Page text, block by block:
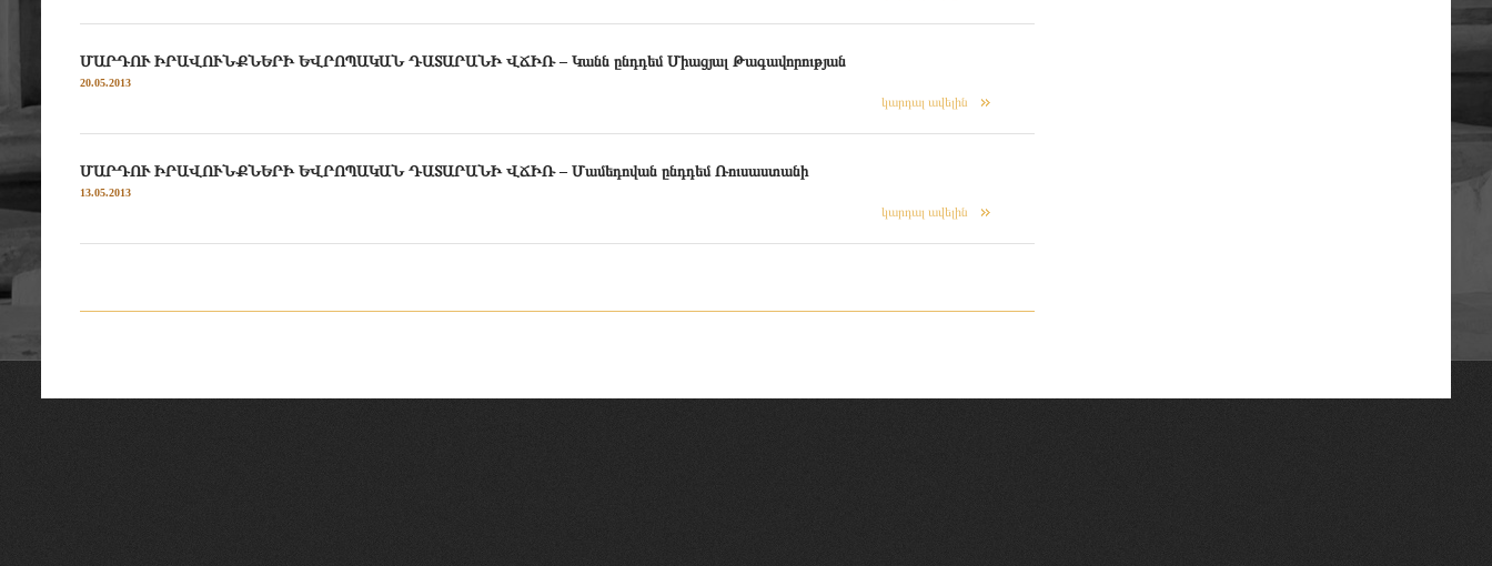
ՄԱՐԴՈՒ ԻՐԱՎՈՒՆՔՆԵՐԻ ԵՎՐՈՊԱԿԱՆ ԴԱՏԱՐԱՆԻ ՎՃԻՌ – Կանն ընդդեմ Միացյալ Թագավորության
20.05.2013
կարդալ ավելին
ՄԱՐԴՈՒ ԻՐԱՎՈՒՆՔՆԵՐԻ ԵՎՐՈՊԱԿԱՆ ԴԱՏԱՐԱՆԻ ՎՃԻՌ – Մամեդովան ընդդեմ Ռուսաստանի
13.05.2013
կարդալ ավելին